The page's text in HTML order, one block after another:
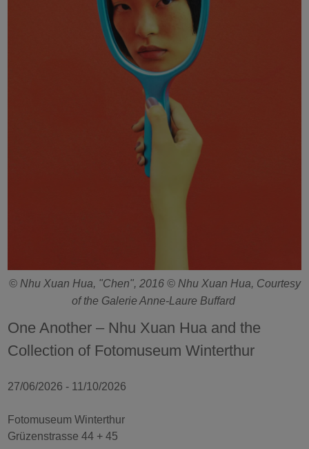
© Nhu Xuan Hua, "Chen", 2016 © Nhu Xuan Hua, Courtesy
of the Galerie Anne-Laure Buffard
One Another – Nhu Xuan Hua and the
Collection of Fotomuseum Winterthur
27/06/2026 - 11/10/2026
Fotomuseum Winterthur
Grüzenstrasse 44 + 45